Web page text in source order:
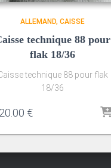
ALLEMAND CAISSE
technique 88 pour
flak 18/36
technique 88 pour flak
18/36
€